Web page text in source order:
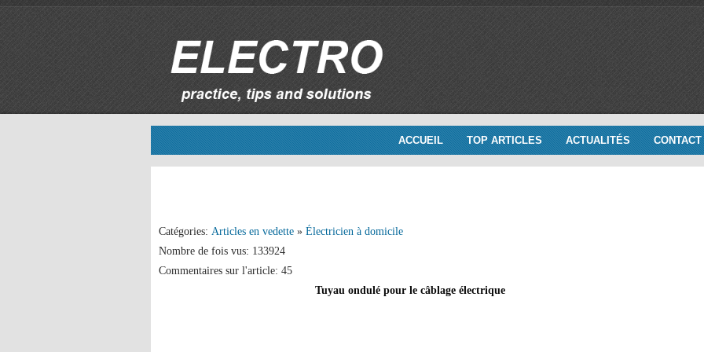
ACCUEIL TOP ARTICLES ACTUALITÉS
Catégories: Articles en vedette » Électricien à domicile
Nombre de fois vus: 133924
Commentaires sur l'article: 45
Tuyau ondulé pour le câblage électrique